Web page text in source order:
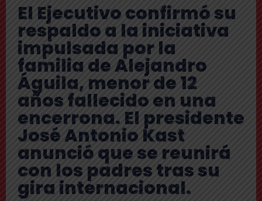
El Ejecutivo confirmó su
respaldo a la iniciativa
impulsada por la
familia de Alejandro
Águila, menor de 12
años fallecido en una
encerrona. El presidente
José Antonio Kast
anunció que se reunirá
con los padres tras su
gira internacional.